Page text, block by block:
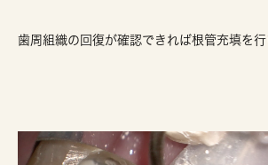
歯周組織の回復が確認できれば根管充填を行